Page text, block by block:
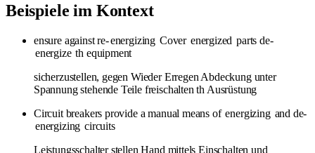
Beispiele im Kontext
ensure against re-energizing Cover energized parts de-
energize th equipment
sicherzustellen, gegen Wieder Erregen Abdeckung unter
Spannung stehende Teile freischalten th Ausrüstung
Circuit breakers provide a manual means of energizing and de-
energizing circuits
Leistungsschalter stellen Hand mittels Einschalten und